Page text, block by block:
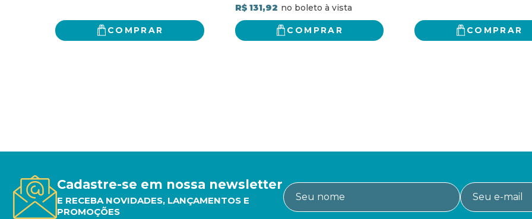
COMPRAR
R$ 131,92
COMPRAR COMPRAR
Cadastre-se em nossa newsletter
E RECEBA NOVIDADES, LANÇAMENTOS E
PROMOÇÕES